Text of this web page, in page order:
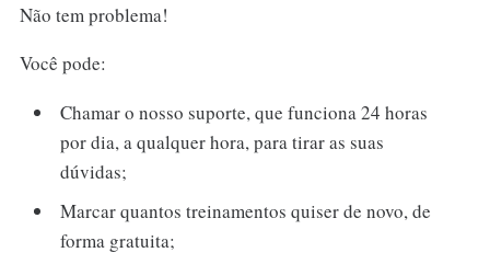
Não tem problema!
Você pode:
Chamar o nosso suporte, que funciona 24 horas
por dia, a qualquer hora, para tirar as suas
dúvidas;
Marcar quantos treinamentos quiser de novo, de
forma gratuita;